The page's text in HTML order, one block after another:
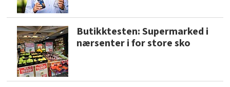
Butikktesten: Supermarked i
nærsenter i for store sko